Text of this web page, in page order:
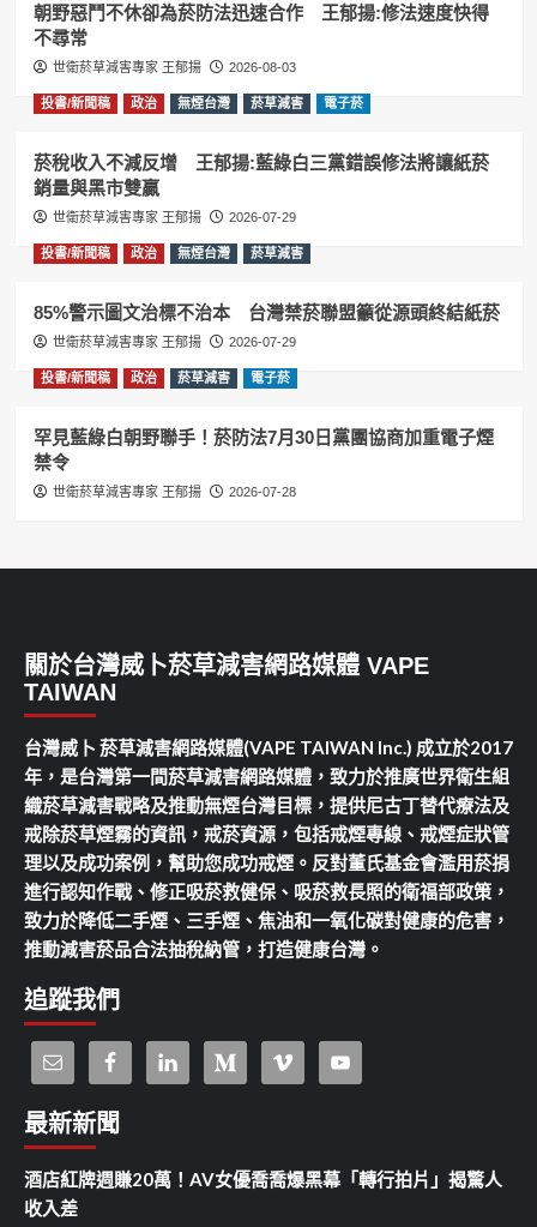
朝野惡鬥不休卻為菸防法迅速合作 王郁揚:修法速度快得
不尋常
世衛菸草減害專家 王郁揚 2026-08-03
投書/新聞稿 政治 無煙台灣 菸草減害 電子菸
菸稅收入不減反增 王郁揚:藍綠白三黨錯誤修法將讓紙菸
銷量與黑市雙贏
世衛菸草減害專家 王郁揚 2026-07-29
投書/新聞稿 政治 無煙台灣 菸草減害
85%警示圖文治標不治本 台灣禁菸聯盟籲從源頭終結紙菸
世衛菸草減害專家 王郁揚 2026-07-29
投書/新聞稿 政治 菸草減害 電子菸
罕見藍綠白朝野聯手！菸防法7月30日黨團協商加重電子煙
禁令
世衛菸草減害專家 王郁揚 2026-07-28
關於台灣威卜菸草減害網路媒體 VAPE
TAIWAN
台灣威卜 菸草減害網路媒體(VAPE TAIWAN Inc.) 成立於2017
年，是台灣第一間菸草減害網路媒體，致力於推廣世界衛生組
織菸草減害戰略及推動無煙台灣目標，提供尼古丁替代療法及
戒除菸草煙霧的資訊，戒菸資源，包括戒煙專線、戒煙症狀管
理以及成功案例，幫助您成功戒煙。反對董氏基金會濫用菸捐
進行認知作戰、修正吸菸救健保、吸菸救長照的衛福部政策，
致力於降低二手煙、三手煙、焦油和一氧化碳對健康的危害，
推動減害菸品合法抽稅納管，打造健康台灣。
追蹤我們
最新新聞
酒店紅牌週賺20萬！AV女優喬喬爆黑幕「轉行拍片」揭驚人
收入差